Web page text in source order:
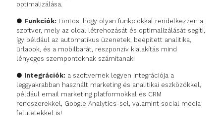
optimalizálása.
● Funkciók: Fontos, hogy olyan funkciókkal rendelkezzen a
szoftver, mely az oldal létrehozását és optimalizálását segíti,
így például az automatikus üzenetek, beépített analitika,
űrlapok, és a mobilbarát, reszponzív kialakítás mind
lényeges szempontoknak számítanak!
● Integrációk: a szoftvernek legyen integrációja a
leggyakrabban használt marketing és analitikai eszközökkel,
például email marketing platformokkal és CRM
rendszerekkel, Google Analytics-sel, valamint social media
felületekkel is!